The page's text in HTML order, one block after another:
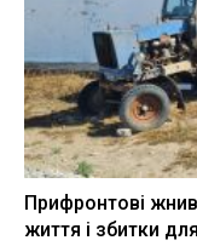
Прифронтові
життя і збитки